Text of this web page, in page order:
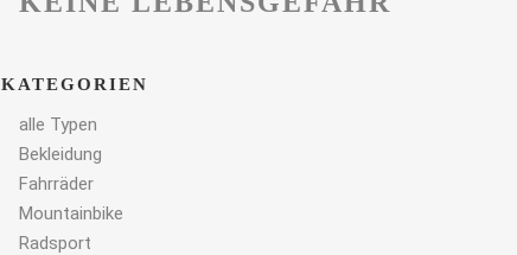
KATEGORIEN
alle Typen
Bekleidung
Fahrräder
Mountainbike
Radsport